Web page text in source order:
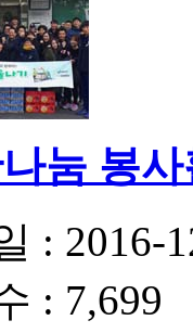
눔 봉
: 2016-
: 7,699